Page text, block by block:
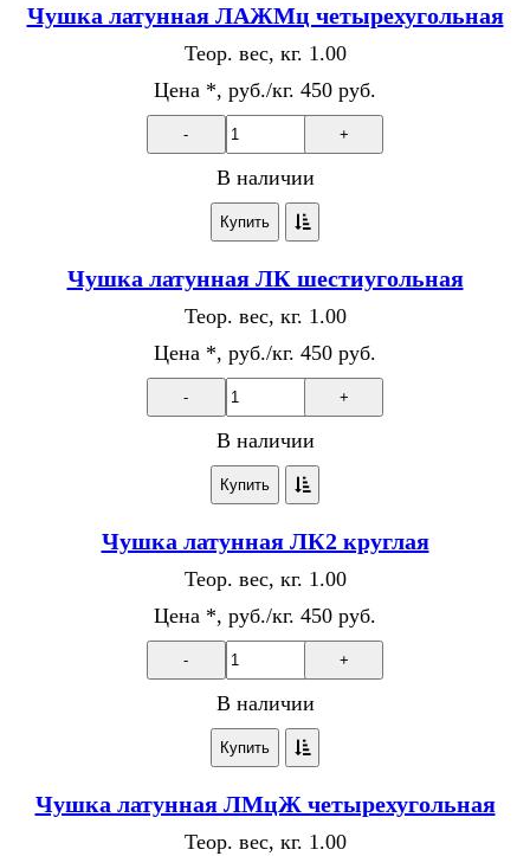
Чушка латунная ЛАЖМц четырехугольная
Теор. вес, кг. 1.00
Цена *, руб./кг. 450 руб.
- +
В наличии
Купить
Чушка латунная ЛК шестиугольная
Теор. вес, кг. 1.00
Цена *, руб./кг. 450 руб.
- +
В наличии
Купить
Чушка латунная ЛК2 круглая
Теор. вес, кг. 1.00
Цена *, руб./кг. 450 руб.
- +
В наличии
Купить
Чушка латунная ЛМцЖ четырехугольная
Теор. вес, кг. 1.00